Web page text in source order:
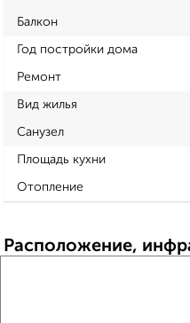
Балкон
Год постройки дома
Ремонт
Вид жилья
Санузел
Площадь кухни
Отопление
Расположение,